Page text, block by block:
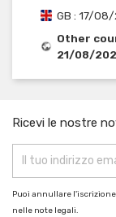
GB : 17/
Other
21/08/
Ricevi le nostre
Puoi annullare
nelle note legali.